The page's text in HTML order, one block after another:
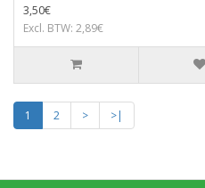
3,50€
Excl. BTW: 2,89€
1 2 >
>|